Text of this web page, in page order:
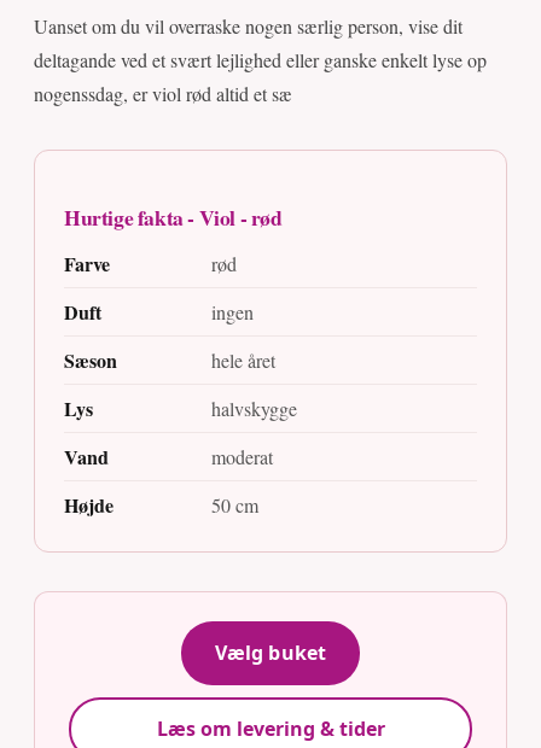
Uanset om du vil overraske nogen særlig person, vise dit
deltagande ved et svært lejlighed eller ganske enkelt lyse op
nogenssdag, er viol rød altid et sæ
Hurtige fakta - Viol - rød
Farve rød
Duft ingen
Sæson hele året
Lys halvskygge
Vand moderat
Højde 50 cm
Vælg buket
Læs om levering & tider